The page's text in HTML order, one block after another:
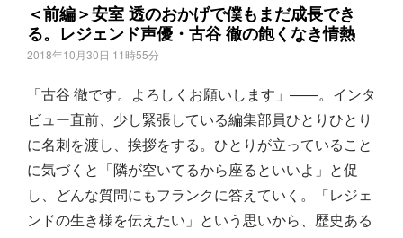
＜前編＞安室 透のおかげで僕もまだ成長でき
る。レジェンド声優・古谷 徹の飽くなき情熱
2018年10月30日 11時55分
「古谷 徹です。よろしくお願いします」――。インタ
ビュー直前、少し緊張している編集部員ひとりひとり
に名刺を渡し、挨拶をする。ひとりが立っていること
に気づくと「隣が空いてるから座るといいよ」と促
し、どんな質問にもフランクに答えていく。「レジェ
ンドの生き様を伝えたい」という思いから、歴史ある